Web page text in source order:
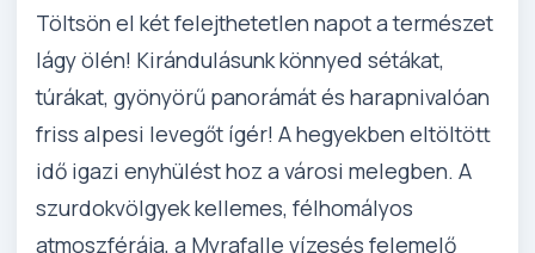
Töltsön el két felejthetetlen napot a természet
lágy ölén! Kirándulásunk könnyed sétákat,
túrákat, gyönyörű panorámát és harapnivalóan
friss alpesi levegőt ígér! A hegyekben eltöltött
idő igazi enyhülést hoz a városi melegben. A
szurdokvölgyek kellemes, félhomályos
atmoszférája, a Myrafalle vízesés felemelő